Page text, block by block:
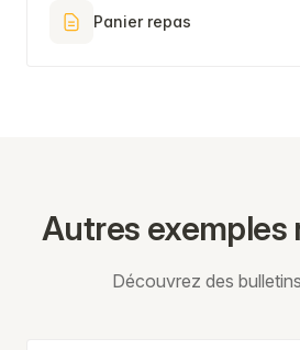
Panier repas
Autres
Découvrez des